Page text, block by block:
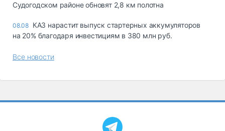
Судогодском районе обновят 2,8 км полотна
08.08 КАЗ нарастит выпуск стартерных аккумуляторов
на 20% благодаря инвестициям в 380 млн руб.
Все новости